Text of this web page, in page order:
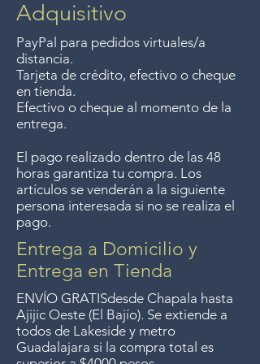
Género: Historia
Empresa: RUTA
Película repartida:
ARLETTY
PIERRE BRASSEUR
MARÍA CASARES
MARCEL HERRANDO
LUIS SALOU
Nacionalidad del cartel: Italia
$4000 pesos. We accept returns
up to 7 days after the sale
unless the items are sale priced,
sorry, no returns on sale items.
We previously delivered to
Guadalajara for free but we no
longer offer that service.
Entrega gratis en toda la zona
del Lago de Chapala por
compras de $4000 pesos.
Aceptamos devoluciones hasta
7 días después de la venta a
menos que los artículos tengan
un precio de oferta, lo
sentimos, no se aceptan
devoluciones de artículos en
oferta. Anteriormente hacíamos
Adquisitivo
PayPal para pedidos virtuales/a
distancia.
Tarjeta de crédito, efectivo o cheque
en tienda.
Efectivo o cheque al momento de la
entrega.
El pago realizado dentro de las 48
horas garantiza tu compra. Los
artículos se venderán a la siguiente
persona interesada si no se realiza el
pago.
Entrega a Domicilio y
Entrega en Tienda
ENVÍO GRATISdesde Chapala hasta
Ajijic Oeste (El Bajío). Se extiende a
todos de Lakeside y metro
Guadalajara si la compra total es